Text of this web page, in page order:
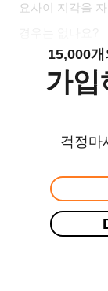
요사이 지각을
15,000
가입
걱정마